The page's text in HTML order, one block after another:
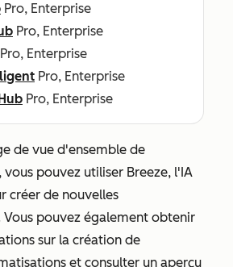
Pro, Enterprise
Pro, Enterprise
Pro, Enterprise
Pro, Enterprise
Pro, Enterprise
de vue d'ensemble de
pouvez utiliser Breeze, l'IA
créer de nouvelles
pouvez également obtenir
sur la création de
et consulter un aperçu